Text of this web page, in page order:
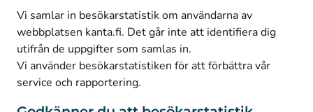
Vi samlar in besökarstatistik om användarna av
webbplatsen kanta.fi. Det går inte att identifiera dig
utifrån de uppgifter som samlas in.
Vi använder besökarstatistiken för att förbättra vår
service och rapportering.
Facebook
Avautuu uuteen välilehteen)
© Kanta-Palvelut, Kansaneläkelaitos
Dataskydd
Om webbplatsen